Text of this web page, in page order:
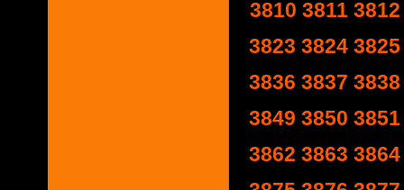
3810 3811 3812
3823 3824 3825
3836 3837 3838
3849 3850 3851
3862 3863 3864